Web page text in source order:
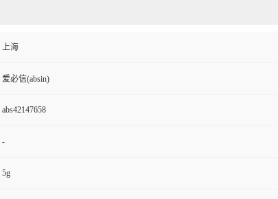
上海
爱必信(absin)
abs42147658
-
5g